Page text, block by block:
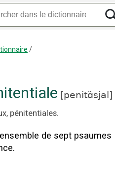
/
[penitɑ̃sjal ]
, pénitentiales.
ensemble de sept psaumes